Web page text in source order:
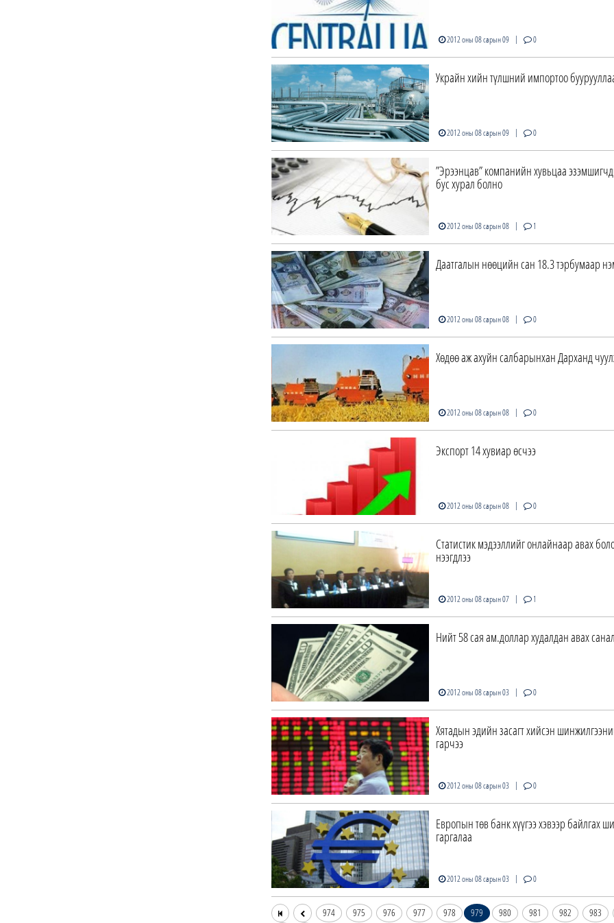
2012 оны 08 сарын 09 | 0
Украйн хийн түлшний импортоо
2012 оны 08 сарын 09 | 0
”Эрээнцав” компанийн хувьцаа
бус хурал болно
2012 оны 08 сарын 08 | 1
Даатгалын нөөцийн сан 18.3 тэрбумаар
2012 оны 08 сарын 08 | 0
Хөдөө аж ахуйн салбарынхан Дарханд
2012 оны 08 сарын 08 | 0
Экспорт 14 хувиар өсчээ
2012 оны 08 сарын 08 | 0
Статистик мэдээллийг онлайнаар авах
нээгдлээ
2012 оны 08 сарын 07 | 1
Нийт 58 сая ам.доллар худалдан авах
2012 оны 08 сарын 03 | 0
Хятадын эдийн засагт хийсэн
гарчээ
2012 оны 08 сарын 03 | 0
Европын төв банк хүүгээ хэвээр байлгах
гаргалаа
2012 оны 08 сарын 03 | 0
974 975 976 977 978 979 980 981 982 983